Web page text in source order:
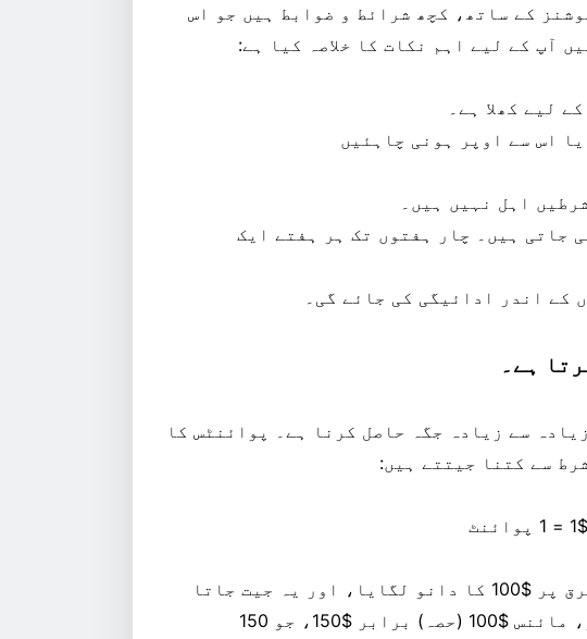
کے ساتھ، کچھ شرائط و ضوابط ہیں جو اس
آپ کے لیے اہم نکات کا خلاصہ کیا ہے:
اہل نہیں ہیں۔
جاتی ہیں۔ چار ہفتوں تک ہر ہفتے ایک
ہے۔
سے زیادہ جگہ حاصل کرنا ہے۔ پوائنٹس کا
سے کتنا جیتتے ہیں:
مثال کے طور پر، اگر آپ نے 2.50 کے فرق پر $100 کا دانو لگایا، اور یہ جیت جاتا
ہے، تو آپ کا کل منافع $250 ہے۔ پھر، مائنس $100 (حصہ) برابر $150، جو 150